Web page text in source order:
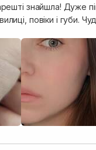
знайшла! Дуже
повіки і губи.
вдень